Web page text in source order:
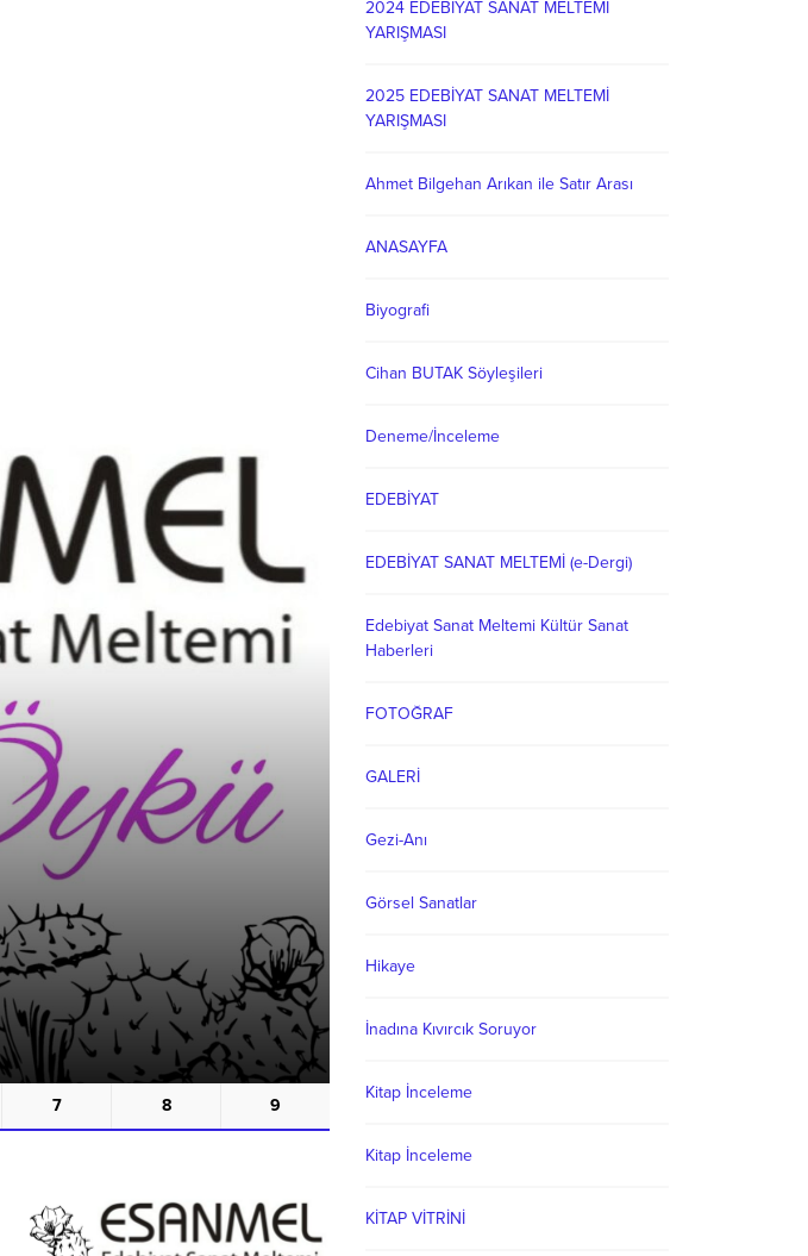
Düğüm
7 8 9
2024 EDEBİYAT SANAT MELTEMİ
YARIŞMASI
2025 EDEBİYAT SANAT MELTEMİ
YARIŞMASI
Ahmet Bilgehan Arıkan ile Satır Arası
ANASAYFA
Biyografi
Cihan BUTAK Söyleşileri
Deneme/İnceleme
EDEBİYAT
EDEBİYAT SANAT MELTEMİ (e-Dergi)
Edebiyat Sanat Meltemi Kültür Sanat
Haberleri
FOTOĞRAF
GALERİ
Gezi-Anı
Görsel Sanatlar
Hikaye
İnadına Kıvırcık Soruyor
Kitap İnceleme
Kitap İnceleme
KİTAP VİTRİNİ